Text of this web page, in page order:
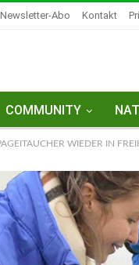
Newsletter-Abo Kontakt
COMMUNITY
WIEDER IN